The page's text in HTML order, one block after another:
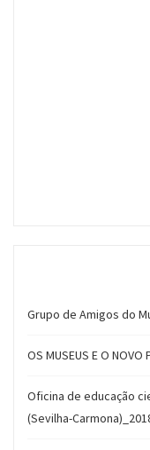
Grupo de Amigos do
OS MUSEUS E O NOVO
Oficina de educação
(Sevilha-